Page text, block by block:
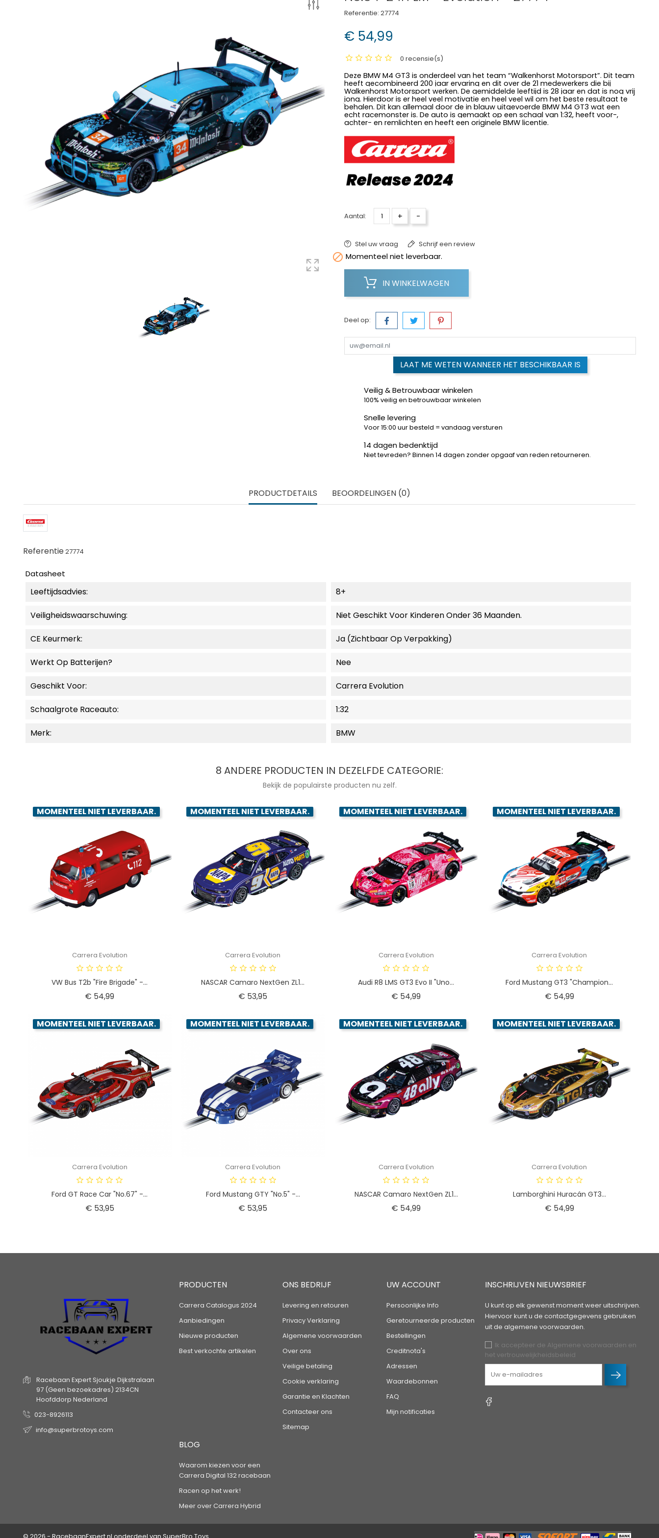
Referentie: 27774
€ 54,99
0 recensie(s)
Deze BMW M4 GT3 is onderdeel van het team “Walkenhorst Motorsport”. Dit team
heeft gecombineerd 200 jaar ervaring en dit over de 21 medewerkers die bij
Walkenhorst Motorsport werken. De gemiddelde leeftijd is 28 jaar en dat is nog vrij
jong. Hierdoor is er heel veel motivatie en heel veel wil om het beste resultaat te
behalen. Dit kan allemaal door de in blauw uitgevoerde BMW M4 GT3 wat een
echt racemonster is. De auto is gemaakt op een schaal van 1:32, heeft voor-,
achter- en remlichten en heeft een originele BMW licentie.
Aantal: + -
Stel uw vraag Schrijf een review
 Momenteel niet leverbaar.
IN WINKELWAGEN
Deel op:
LAAT ME WETEN WANNEER HET BESCHIKBAAR IS
Veilig & Betrouwbaar winkelen
100% veilig en betrouwbaar winkelen
Snelle levering
Voor 15:00 uur besteld = vandaag versturen
14 dagen bedenktijd
Niet tevreden? Binnen 14 dagen zonder opgaaf van reden retourneren.
PRODUCTDETAILS BEOORDELINGEN (0)
Referentie27774
Datasheet
Leeftijdsadvies: 8+
Veiligheidswaarschuwing: Niet Geschikt Voor Kinderen Onder 36 Maanden.
CE Keurmerk: Ja (zichtbaar Op Verpakking)
Werkt Op Batterijen? Nee
Geschikt Voor: Carrera Evolution
Schaalgrote Raceauto: 1:32
Merk: BMW
8 ANDERE PRODUCTEN IN DEZELFDE CATEGORIE:
Bekijk de populairste producten nu zelf.
MOMENTEEL NIET LEVERBAAR.
Carrera Evolution
VW Bus T2b "Fire Brigade" -...
€ 54,99Prijs
MOMENTEEL NIET LEVERBAAR.
Carrera Evolution
NASCAR Camaro NextGen ZL1...
€ 53,95
MOMENTEEL NIET LEVERBAAR.
Carrera Evolution
Audi R8 LMS GT3 Evo II "Uno...
€ 54,99Prijs
MOMENTEEL NIET LEVERBAAR.
Carrera Evolution
Ford Mustang GT3 "Champion...
€ 54,99Prijs
MOMENTEEL NIET LEVERBAAR.
Carrera Evolution
Ford GT Race Car "No.67" -...
€ 53,95Prijs
MOMENTEEL NIET LEVERBAAR.
Carrera Evolution
Ford Mustang GTY "No.5" -...
€ 53,95
MOMENTEEL NIET LEVERBAAR.
Carrera Evolution
NASCAR Camaro NextGen ZL1...
€ 54,99Prijs
MOMENTEEL NIET LEVERBAAR.
Carrera Evolution
Lamborghini Huracán GT3...
€ 54,99Prijs
Racebaan Expert Sjoukje Dijkstralaan
97 (Geen bezoekadres) 2134CN
Hoofddorp Nederland
023-8926113
info@superbrotoys.com
PRODUCTEN
Carrera Catalogus 2024
Aanbiedingen
Nieuwe producten
Best verkochte artikelen
ONS BEDRIJF
Levering en retouren
Privacy Verklaring
Algemene voorwaarden
Over ons
Veilige betaling
Cookie verklaring
Garantie en Klachten
Contacteer ons
Sitemap
BLOG
Waarom kiezen voor een
Carrera Digital 132 racebaan
Racen op het werk!
Meer over Carrera Hybrid
UW ACCOUNT
Persoonlijke Info
Geretourneerde producten
Bestellingen
Creditnota's
Adressen
Waardebonnen
FAQ
Mijn notificaties
INSCHRIJVEN NIEUWSBRIEF
U kunt op elk gewenst moment weer uitschrijven.
Hiervoor kunt u de contactgegevens gebruiken
uit de algemene voorwaarden.
Ik accepteer de Algemene voorwaarden en
het vertrouwelijkheidsbeleid